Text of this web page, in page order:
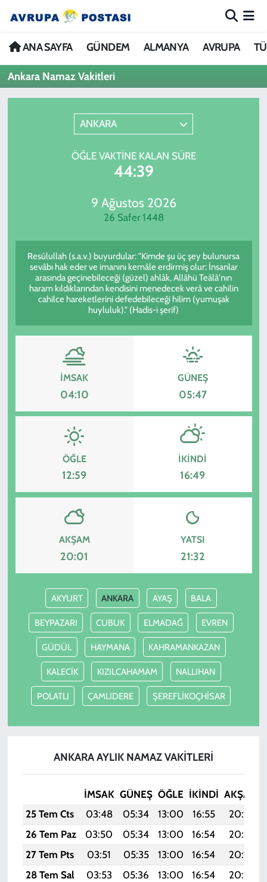
ANA SAYFA GÜNDEM ALMANYA AVRUPA
Ankara Namaz Vakitleri
ANKARA
ÖĞLE VAKTINE KALAN SÜRE
44:39
9 Ağustos 2026
26 Safer 1448
Resûlullah (s.a.v.) buyurdular: "Kimde şu üç şey bulunursa
sevâbı hak eder ve imanını kemâle erdirmiş olur: İnsanlar
arasında geçinebileceği (güzel) ahlâk, Allâhü Teâlâ'nın
haram kıldıklarından kendisini menedecek verâ ve cahilin
cahilce hareketlerini defedebileceği hilim (yumuşak
huyluluk)." (Hadis-i şerif)
İMSAK
04:10
GÜNEŞ
05:47
ÖĞLE
12:59
İKINDI
16:49
AKŞAM
20:01
YATSI
21:32
AKYURT ANKARA AYAŞ BALA
BEYPAZARI CUBUK ELMADAĞ EVREN
GÜDÜL HAYMANA KAHRAMANKAZAN
KALECİK KIZILCAHAMAM NALLIHAN
POLATLI ÇAMLIDERE ŞEREFLİKOÇHİSAR
ANKARA AYLIK NAMAZ VAKITLERI
İMSAK GÜNEŞ ÖĞLE İKINDI AKŞAM
25 Tem Cts
03:48 05:34 13:00 16:55 20:17
26 Tem Paz
03:50 05:34 13:00 16:54 20:16
27 Tem Pts
03:51 05:35 13:00 16:54 20:15
28 Tem Sal
03:53 05:36 13:00 16:54 20:14
ANA SAYFA
GÜNDEM
SPOR
KADIN
Nöbetçi Eczaneler
Hava Durumu
Trafik Durumu
Avrupa Ligi Puan Durumu ve Fikstür
Tüm Manşetler
Haber Arşivi